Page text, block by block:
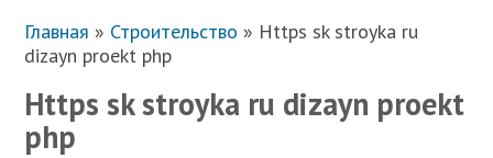
Главная » Строительство » Https sk stroyka ru
dizayn proekt php
Https sk stroyka ru dizayn proekt
php